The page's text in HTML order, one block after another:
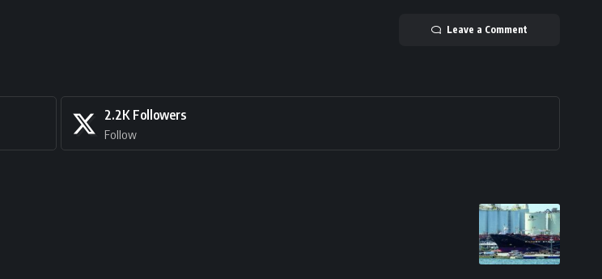
Leave a Comment
2.2K Followers
Follow